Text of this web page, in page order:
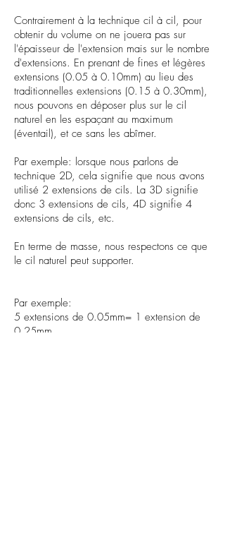
Contrairement à la technique cil à cil, pour
obtenir du volume on ne jouera pas sur
l'épaisseur de l'extension mais sur le nombre
d'extensions. En prenant de fines et légères
extensions (0.05 à 0.10mm) au lieu des
traditionnelles extensions (0.15 à 0.30mm),
nous pouvons en déposer plus sur le cil
naturel en les espaçant au maximum
(éventail), et ce sans les abîmer.
Par exemple: lorsque nous parlons de
technique 2D, cela signifie que nous avons
utilisé 2 extensions de cils. La 3D signifie
donc 3 extensions de cils, 4D signifie 4
extensions de cils, etc.
En terme de masse, nous respectons ce que
le cil naturel peut supporter.
Par exemple:
5 extensions de 0.05mm= 1 extension de
0.25mm